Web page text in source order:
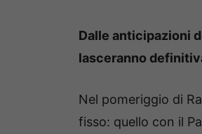
Dalle anticipazioni
lasceranno
Nel pomeriggio di
fisso: quello con il